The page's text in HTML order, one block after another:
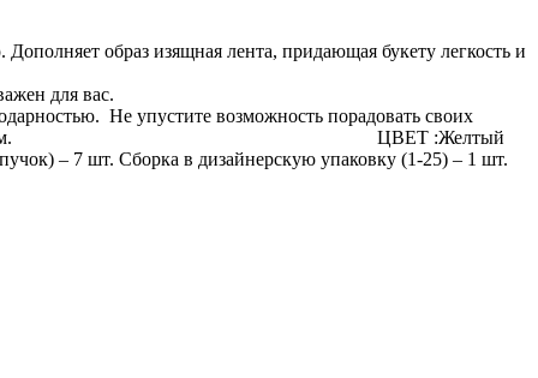
образ изящная лента, придающая букету легкость и
для вас.
Не упустите возможность порадовать своих
своей теплотой и изяществом. ЦВЕТ :Желтый
упаковку (1-25) – 1 шт.